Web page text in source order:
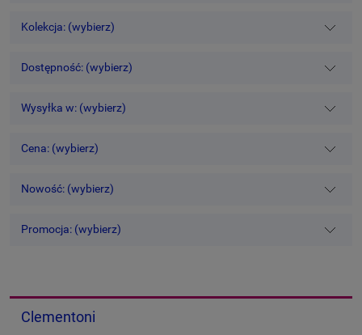
Kolekcja: (wybierz)
Dostępność: (wybierz)
Wysyłka w: (wybierz)
Cena: (wybierz)
Nowość: (wybierz)
Promocja: (wybierz)
Clementoni